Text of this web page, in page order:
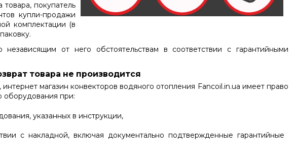
покупатель
купли-продажи
комплектации (в
от него обстоятельствам в соответствии с гарантийными
товара не производится
магазин конвекторов водяного отопления Fanсoil.in.ua имеет право
оборудования при:
указанных в инструкции,
с накладной, включая документально подтвержденные гарантийные